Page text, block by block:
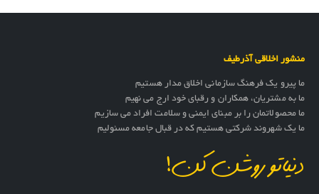
منشور اخلاقی آذرطیف
ما پیرو یک فرهنگ سازمانی اخلاق مدار هستیم
ما به مشتریان، همکاران و رقبای خود ارج می نهیم
ما محصولاتمان را بر مبنای ایمنی و سلامت افراد می سازیم
ما یک شهروند شرکتی هستیم که در قبال جامعه مسئولیم
دنیاتو روشن کن!